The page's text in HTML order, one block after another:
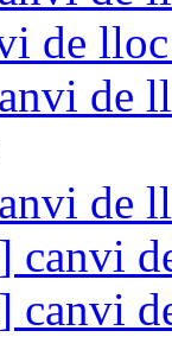
de
de
de
canvi
canvi